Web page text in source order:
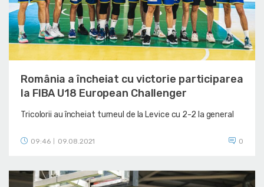
România a încheiat cu victorie participarea
la FIBA U18 European Challenger
Tricolorii au încheiat turneul de la Levice cu 2-2 la general
09:46 09.08.2021 0